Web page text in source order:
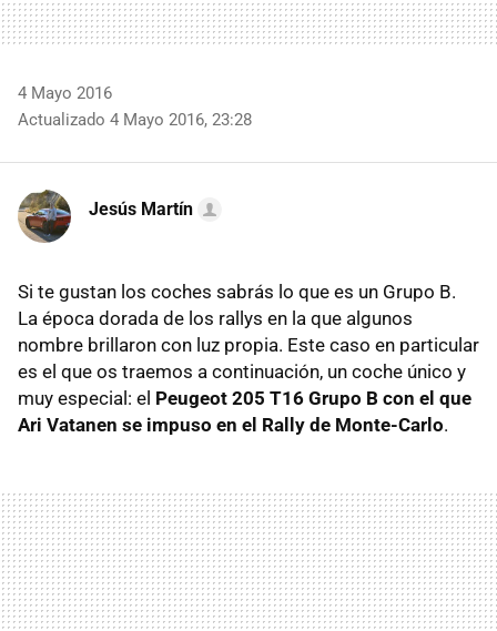
4 Mayo 2016
Actualizado 4 Mayo 2016, 23:28
Jesús Martín
Si te gustan los coches sabrás lo que es un Grupo B.
La época dorada de los rallys en la que algunos
nombre brillaron con luz propia. Este caso en particular
es el que os traemos a continuación, un coche único y
muy especial: el Peugeot 205 T16 Grupo B con el que
Ari Vatanen se impuso en el Rally de Monte-Carlo.